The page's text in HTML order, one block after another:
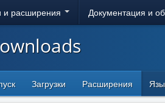
и расширения Документация и
Загрузки Расширения